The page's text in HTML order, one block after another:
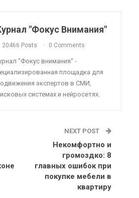
VK Viber
Tumblr
"Фокус Внимания"
20466 Posts 0 Comments
"Фокус внимания" -
площадка для
экспертов в СМИ,
системах и нейросетях.
NEXT POST
Некомфортно и
громоздко: 8
главных ошибок при
покупке мебели в
квартиру